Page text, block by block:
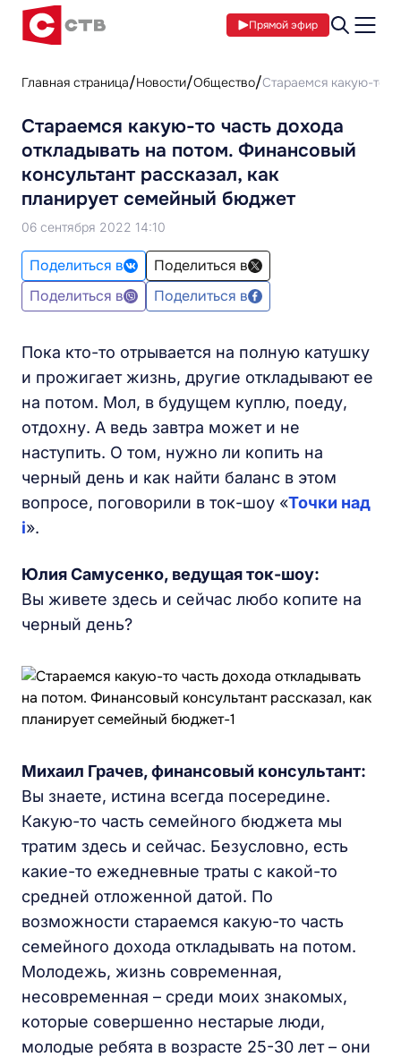
Прямой эфир
Главная страница Новости Общество Стараемся какую-то
Стараемся какую-то часть дохода
откладывать на потом. Финансовый
консультант рассказал, как
планирует семейный бюджет
06 сентября 2022 14:10
Поделиться в
Поделиться в
Поделиться в
Поделиться в
Пока кто-то отрывается на полную катушку
и прожигает жизнь, другие откладывают ее
на потом. Мол, в будущем куплю, поеду,
отдохну. А ведь завтра может и не
наступить. О том, нужно ли копить на
черный день и как найти баланс в этом
вопросе, поговорили в ток-шоу «Точки над
i».
Юлия Самусенко, ведущая ток-шоу:
Вы живете здесь и сейчас любо копите на
черный день?
Михаил Грачев, финансовый консультант:
Вы знаете, истина всегда посередине.
Какую-то часть семейного бюджета мы
тратим здесь и сейчас. Безусловно, есть
какие-то ежедневные траты с какой-то
средней отложенной датой. По
возможности стараемся какую-то часть
семейного дохода откладывать на потом.
Молодежь, жизнь современная,
несовременная – среди моих знакомых,
которые совершенно нестарые люди,
молодые ребята в возрасте 25-30 лет – они